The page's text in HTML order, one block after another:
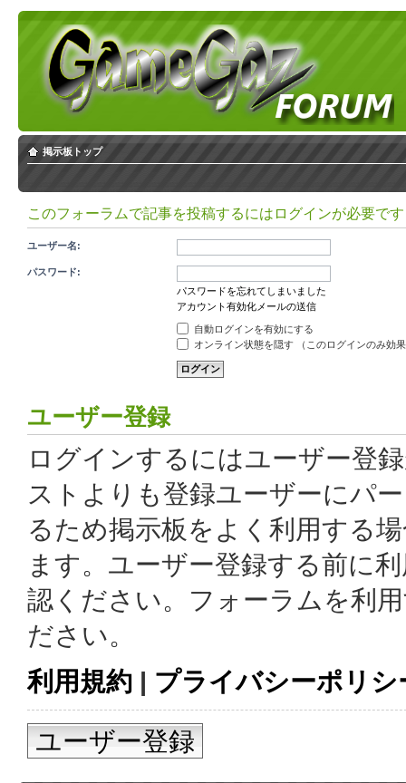
掲示板トップ
このフォーラムで記事を投稿するにはログインが必要です
ユーザー名:
パスワード:
パスワードを忘れてしまいました
アカウント有効化メールの送信
自動ログインを有効にする
オンライン状態を隠す （このログインのみ効
ユーザー登録
ログインするにはユーザー登
ストよりも登録ユーザーにパ
るため掲示板をよく利用する
ます。ユーザー登録する前に
認ください。フォーラムを利
ださい。
利用規約 | プライバシーポリシ
ユーザー登録